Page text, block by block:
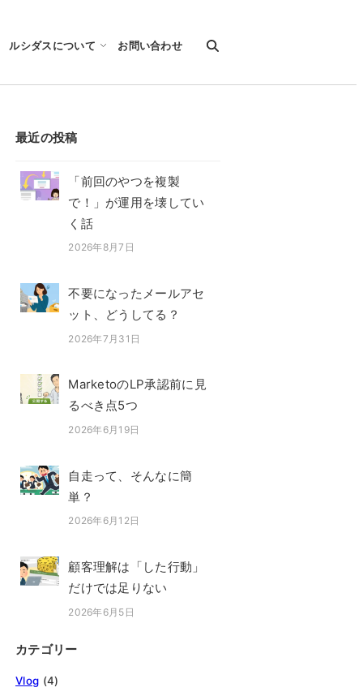
ルシダスについて お問い合わせ
最近の投稿
「前回のやつを複製
で！」が運用を壊してい
く話
投稿日
2026年8月7日
不要になったメールアセ
ット、どうしてる？
投稿日
2026年7月31日
MarketoのLP承認前に見
るべき点5つ
投稿日
2026年6月19日
自走って、そんなに簡
単？
投稿日
2026年6月12日
顧客理解は「した行動」
だけでは足りない
投稿日
2026年6月5日
カテゴリー
Vlog (4)